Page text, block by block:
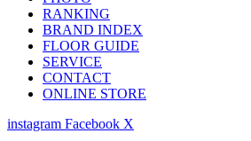
RANKING
BRAND INDEX
FLOOR GUIDE
SERVICE
CONTACT
ONLINE STORE
instagram Facebook X